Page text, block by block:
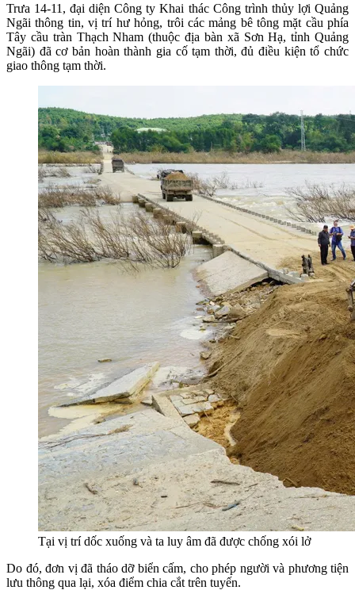
Trưa 14-11, đại diện Công ty Khai thác Công trình thủy lợi Quảng
Ngãi thông tin, vị trí hư hỏng, trôi các mảng bê tông mặt cầu phía
Tây cầu tràn Thạch Nham (thuộc địa bàn xã Sơn Hạ, tỉnh Quảng
Ngãi) đã cơ bản hoàn thành gia cố tạm thời, đủ điều kiện tổ chức
giao thông tạm thời.
Tại vị trí dốc xuống và ta luy âm đã được chống xói lở
Do đó, đơn vị đã tháo dỡ biển cấm, cho phép người và phương tiện
lưu thông qua lại, xóa điểm chia cắt trên tuyến.